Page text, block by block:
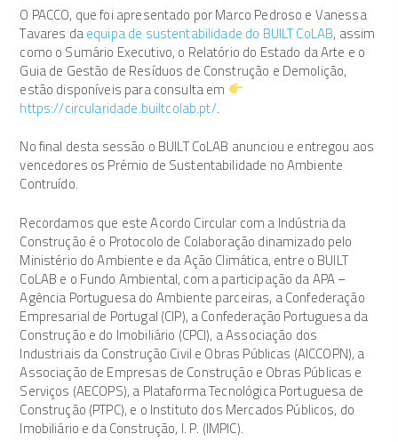
O PACCO, que foi apresentado por Marco Pedroso e Vanessa
Tavares daequipa de sustentabilidade do BUILT CoLAB, assim
como o Sumário Executivo, o Relatório do Estado da Arte e o
Guia de Gestão de Resíduos de Construção e Demolição,
estão disponíveis para consulta em
https://circularidade.builtcolab.pt/.
No final desta sessão o BUILT CoLAB anunciou e entregou aos
vencedores os Prémio de Sustentabilidade no Ambiente
Contruído.
Recordamos que este Acordo Circular com a Indústria da
Construção é o Protocolo de Colaboração dinamizado pelo
Ministério do Ambiente e da Ação Climática, entre o BUILT
CoLAB e o Fundo Ambiental, com a participação da APA –
Agência Portuguesa do Ambiente parceiras, a Confederação
Empresarial de Portugal (CIP), a Confederação Portuguesa da
Construção e do Imobiliário (CPCI), a Associação dos
Industriais da Construção Civil e Obras Públicas (AICCOPN), a
Associação de Empresas de Construção e Obras Públicas e
Serviços (AECOPS), a Plataforma Tecnológica Portuguesa de
Construção (PTPC), e o Instituto dos Mercados Públicos, do
Imobiliário e da Construção, I. P. (IMPIC).